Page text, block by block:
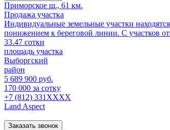
Приморское ш., 61 км.
Продажа участка
Индивидуальные земельные участки
понижением к береговой линии. С участков
33.47 сотки
площадь участка
Выборгский
район
5 689 900 руб.
170 000 за сотку
+7 (812) 331XXXX
Land Aspect
Заказать звонок